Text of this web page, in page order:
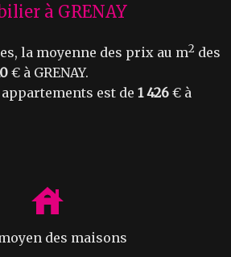
à GRENAY
la moyenne des prix au m2 des
€ à GRENAY.
est de 1 426 € à
des maisons